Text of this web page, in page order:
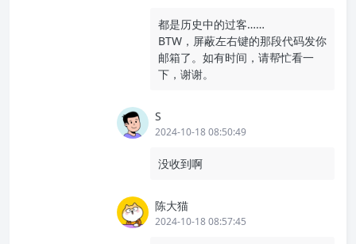
都是历史中的过客……
BTW，屏蔽左右键的那段代码发你
邮箱了。如有时间，请帮忙看一
下，谢谢。
S
2024-10-18 08:50:49
没收到啊
陈大猫
2024-10-18 08:57:45